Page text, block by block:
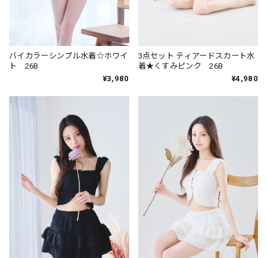
バイカラーシンプル水着☆ホワイ
ト 26B
¥3,980
3点セット ティアードスカート水
着★くすみピンク 26B
¥4,980